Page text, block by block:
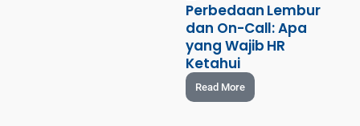
Perbedaan Lembur
dan On-Call: Apa
yang Wajib HR
Ketahui
Read More